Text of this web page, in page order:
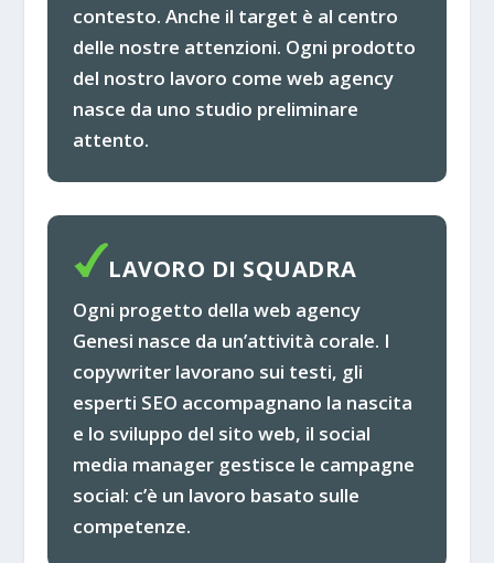
contesto. Anche il target è al centro
delle nostre attenzioni. Ogni prodotto
del nostro lavoro come web agency
nasce da uno studio preliminare
attento.
LAVORO DI SQUADRA
Ogni progetto della web agency
Genesi nasce da un’attività corale. I
copywriter lavorano sui testi, gli
esperti SEO accompagnano la nascita
e lo sviluppo del sito web, il social
media manager gestisce le campagne
social: c’è un lavoro basato sulle
competenze.